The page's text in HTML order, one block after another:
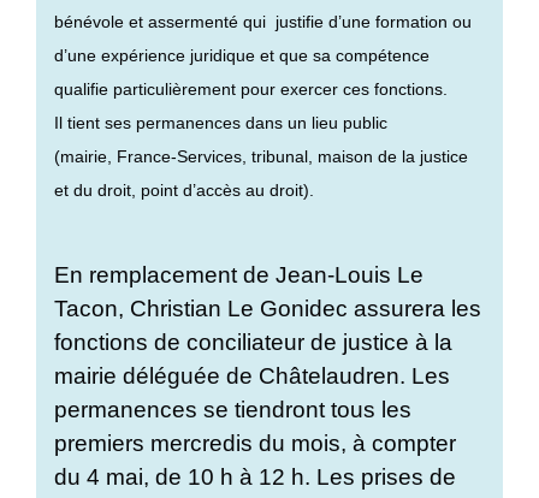
bénévole et assermenté qui justifie d’une formation ou
d’une expérience juridique et que sa compétence
qualifie particulièrement pour exercer ces fonctions.
Il tient ses permanences dans un lieu public
(mairie, France-Services, tribunal, maison de la justice
et du droit, point d’accès au droit).
En remplacement de Jean-Louis Le
Tacon, Christian Le Gonidec assurera les
fonctions de conciliateur de justice à la
mairie déléguée de Châtelaudren. Les
permanences se tiendront tous les
premiers mercredis du mois, à compter
du 4 mai, de 10 h à 12 h. Les prises de